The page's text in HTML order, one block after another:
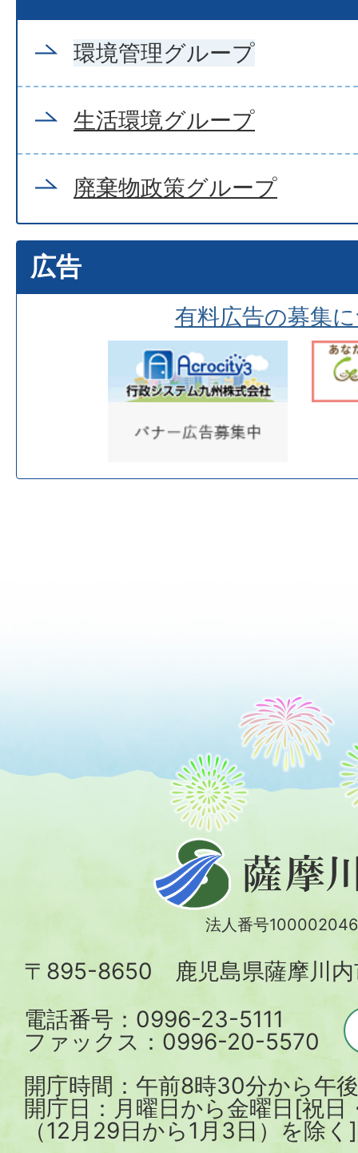
環境管理グループ
生活環境グループ
廃棄物政策グループ
広告
有料広告の募集
摩
川
法人番号
〒895-8650 鹿児島県薩摩川内
電話番号：0996-23-5111
ファックス：0996-20-5570
開庁時間：午前8時30分から午
開庁日：月曜日から金曜日[祝日
（12月29日から1月3日）を除く]